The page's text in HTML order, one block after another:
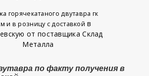
горячекатаного двутавра гк
и в розницу с доставкой в
от поставщика Склад
Металла
по факту получения в